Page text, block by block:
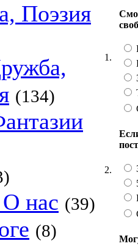
Поэзия
(134)
нас (39)
(8)
1.
2.